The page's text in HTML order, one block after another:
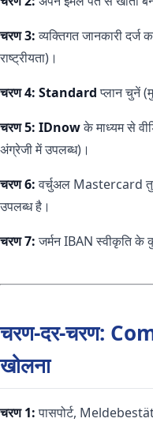
चरण 3:व्यक्तिगत जानकारी दर्ज
राष्ट्रीयता)।
चरण 4: Standardप्लान चुनें
चरण 5: IDnowके माध्यम से
अंग्रेजी में उपलब्ध)।
चरण 6:वर्चुअल Mastercard
उपलब्ध है।
चरण 7:जर्मन IBAN स्वीकृति के
चरण-दर-चरण:
खोलना
चरण 1:पासपोर्ट,